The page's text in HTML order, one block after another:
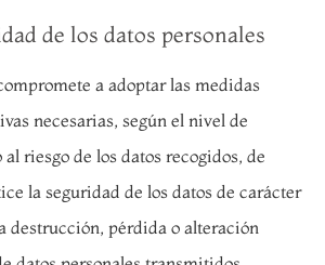
de los datos personales
a adoptar las medidas
necesarias, según el nivel de
riesgo de los datos recogidos, de
la seguridad de los datos de carácter
destrucción, pérdida o alteración